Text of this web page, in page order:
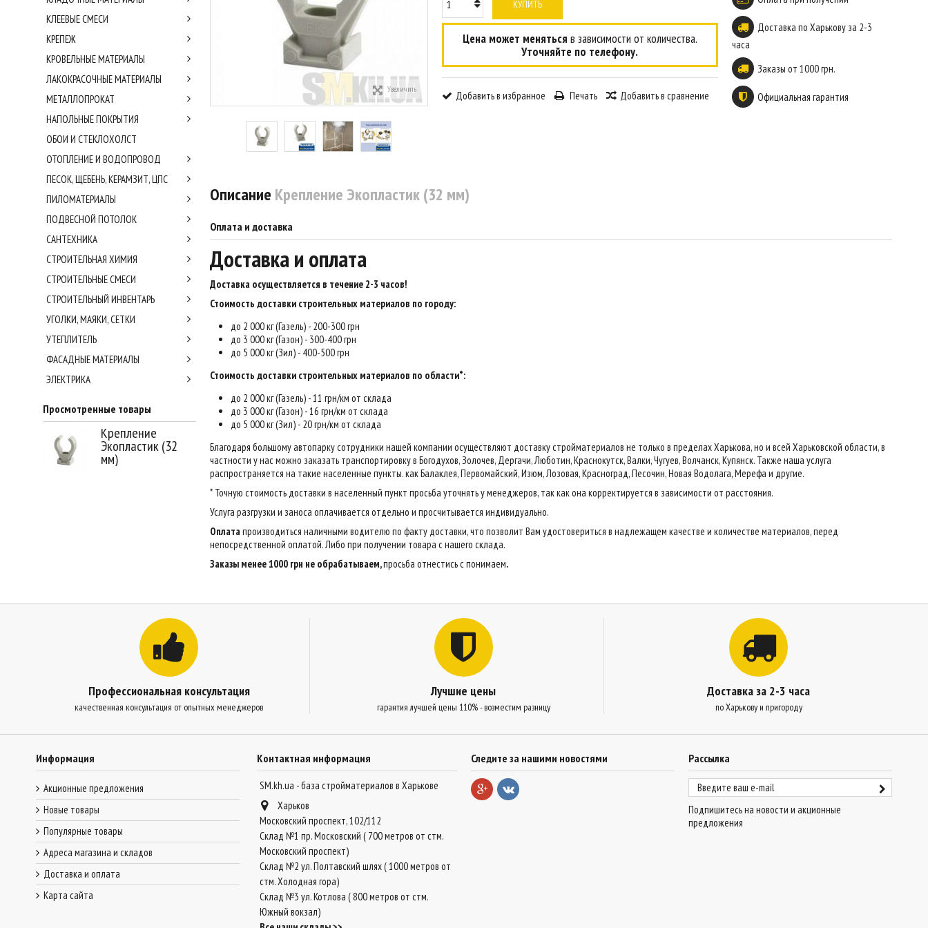
Увеличить
КУПИТЬ
Цена может меняться в зависимости от количества.
Уточняйте по телефону.
Добавить в избранное Печать Добавить в сравнение
Доставка по Харькову за 2-3
часа
Заказы от 1000 грн.
Официальная гарантия
Описание Крепление Экопластик (32 мм)
Оплата и доставка
Доставка и оплата
Доставка осуществляется в течение 2-3 часов!
Стоимость доставки строительных материалов по городу:
до 2 000 кг (Газель) - 200-300 грн
до 3 000 кг (Газон) - 300-400 грн
до 5 000 кг (Зил) - 400-500 грн
Стоимость доставки строительных материалов по области*:
до 2 000 кг (Газель) - 11 грн/км от склада
до 3 000 кг (Газон) - 16 грн/км от склада
до 5 000 кг (Зил) - 20 грн/км от склада
Благодаря большому автопарку сотрудники нашей компании осуществляют доставку стройматериалов не только в пределах Харькова, но и всей Харьковской области, в
частности у нас можно заказать транспортировку в Богодухов, Золочев, Дергачи, Люботин, Краснокутск, Валки, Чугуев, Волчанск, Купянск. Также наша услуга
распространяется на такие населенные пункты. как Балаклея, Первомайский, Изюм, Лозовая, Красноград, Песочин, Новая Водолага, Мерефа и другие.
* Точную стоимость доставки в населенный пункт просьба уточнять у менеджеров, так как она корректируется в зависимости от расстояния.
Услуга разгрузки и заноса оплачивается отдельно и просчитывается индивидуально.
Оплатапроизводиться наличными водителю по факту доставки, что позволит Вам удостовериться в надлежащем качестве и количестве материалов, перед
непосредственной оплатой. Либо при получении товара с нашего склада.
Заказы менее 1000 грн не обрабатываем,просьба отнестись с понимаем.
КЛЕЕВЫЕ СМЕСИ
КРЕПЕЖ
КРОВЕЛЬНЫЕ МАТЕРИАЛЫ
ЛАКОКРАСОЧНЫЕ МАТЕРИАЛЫ
МЕТАЛЛОПРОКАТ
НАПОЛЬНЫЕ ПОКРЫТИЯ
ОБОИ И СТЕКЛОХОЛСТ
ОТОПЛЕНИЕ И ВОДОПРОВОД
ПЕСОК, ЩЕБЕНЬ, КЕРАМЗИТ, ЦПС
ПИЛОМАТЕРИАЛЫ
ПОДВЕСНОЙ ПОТОЛОК
САНТЕХНИКА
СТРОИТЕЛЬНАЯ ХИМИЯ
СТРОИТЕЛЬНЫЕ СМЕСИ
СТРОИТЕЛЬНЫЙ ИНВЕНТАРЬ
УГОЛКИ, МАЯКИ, СЕТКИ
УТЕПЛИТЕЛЬ
ФАСАДНЫЕ МАТЕРИАЛЫ
ЭЛЕКТРИКА
Просмотренные товары
Крепление
Экопластик (32
мм)
Профессиональная консультация
качественная консультация от опытных менеджеров
Лучшие цены
гарантия лучшей цены 110% - возместим разницу
Доставка за 2-3 часа
по Харькову и пригороду
Информация
Акционные предложения
Новые товары
Популярные товары
Адреса магазина и складов
Доставка и оплата
Карта сайта
Контактная информация
SM.kh.ua - база стройматериалов в Харькове
Харьков
Московский проспект, 102/112
Склад №1 пр. Московский ( 700 метров от стм.
Московский проспект)
Склад №2 ул. Полтавский шлях ( 1000 метров от
стм. Холодная гора)
Склад №3 ул. Котлова ( 800 метров от стм.
Южный вокзал)
Рассылка
Подпишитесь на новости и акционные
предложения
Следите за нашими новостями